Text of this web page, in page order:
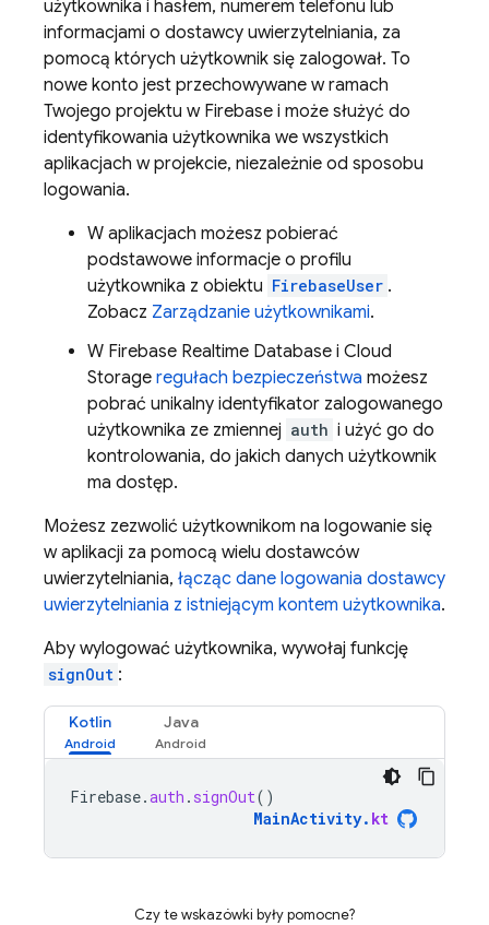
użytkownika i hasłem, numerem telefonu lub
informacjami o dostawcy uwierzytelniania, za
pomocą których użytkownik się zalogował. To
nowe konto jest przechowywane w ramach
Twojego projektu w Firebase i może służyć do
identyfikowania użytkownika we wszystkich
aplikacjach w projekcie, niezależnie od sposobu
logowania.
W aplikacjach możesz pobierać
podstawowe informacje o profilu
użytkownika z obiektu FirebaseUser .
Zobacz Zarządzanie użytkownikami.
W Firebase Realtime Database i Cloud
Storage regułach bezpieczeństwa możesz
pobrać unikalny identyfikator zalogowanego
użytkownika ze zmiennej auth i użyć go do
kontrolowania, do jakich danych użytkownik
ma dostęp.
Możesz zezwolić użytkownikom na logowanie się
w aplikacji za pomocą wielu dostawców
uwierzytelniania, łącząc dane logowania dostawcy
uwierzytelniania z istniejącym kontem użytkownika.
Aby wylogować użytkownika, wywołaj funkcję
signOut :
Kotlin Java
Firebase.auth . signOut()
MainActivity. kt
Czy te wskazówki były pomocne?